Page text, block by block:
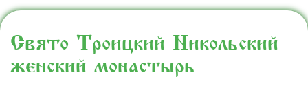
Свято-Троицкий Никольский
женский монастырь